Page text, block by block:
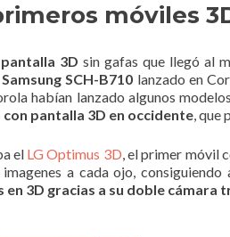
móviles
pantalla 3D sin gafas que llegó al
Samsung SCH-B710 lanzado en
habían lanzado algunos
pantalla 3D en occidente, que
el LG Optimus 3D, el primer móvil
a cada ojo, consiguiendo
3D gracias a su doble cámara